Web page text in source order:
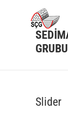
GRUBU
Slider